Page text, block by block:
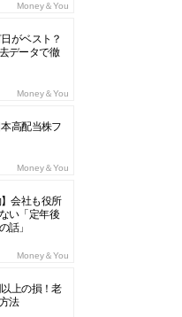
Money＆You
がベスト？
データで徹
Money＆You
高配当株フ
Money＆You
】会社も役所
い「定年後
話」
Money＆You
上の損！老
法